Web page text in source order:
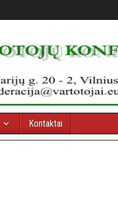
Kontaktai